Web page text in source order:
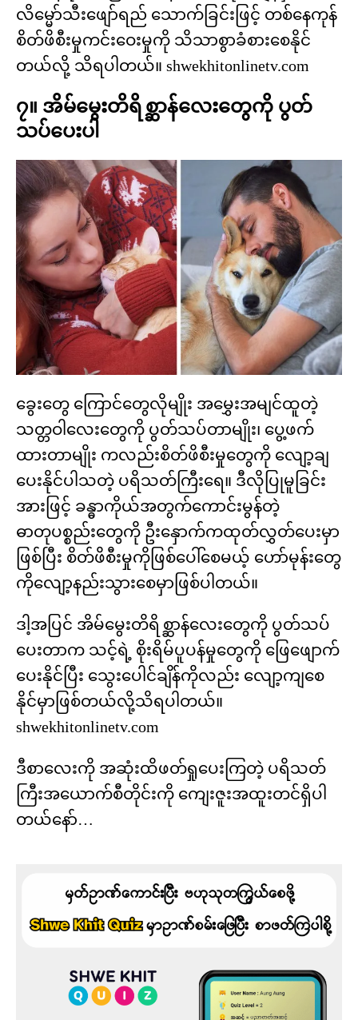
လိမ္မော်သီးဖျော်ရည် သောက်ခြင်းဖြင့် တစ်နေကုန်
စိတ်ဖိစီးမှုကင်းဝေးမှုကို သိသာစွာခံစားစေနိုင်
တယ်လို့ သိရပါတယ်။ shwekhitonlinetv.com
၇။ အိမ်မွေးတိရိစ္ဆာန်လေးတွေကို ပွတ်
သပ်ပေးပါ
ခွေးတွေ ကြောင်တွေလိုမျိုး အမွှေးအမျင်ထူတဲ့
သတ္တဝါလေးတွေကို ပွတ်သပ်တာမျိုး၊ ပွေ့ဖက်
ထားတာမျိုး ကလည်းစိတ်ဖိစီးမှုတွေကို လျော့ချ
ပေးနိုင်ပါသတဲ့ ပရိသတ်ကြီးရေ။ ဒီလိုပြုမူခြင်း
အားဖြင့် ခန္ဓာကိုယ်အတွက်ကောင်းမွန်တဲ့
ဓာတုပစ္စည်းတွေကို ဦးနှောက်ကထုတ်လွှတ်ပေးမှာ
ဖြစ်ပြီး စိတ်ဖိစီးမှုကိုဖြစ်ပေါ်စေမယ့် ဟော်မုန်းတွေ
ကိုလျော့နည်းသွားစေမှာဖြစ်ပါတယ်။
ဒါ့အပြင် အိမ်မွေးတိရိစ္ဆာန်လေးတွေကို ပွတ်သပ်
ပေးတာက သင့်ရဲ့ စိုးရိမ်ပူပန်မှုတွေကို ဖြေဖျောက်
ပေးနိုင်ပြီး သွေးပေါင်ချိန်ကိုလည်း လျော့ကျစေ
နိုင်မှာဖြစ်တယ်လို့သိရပါတယ်။
shwekhitonlinetv.com
ဒီစာလေးကို အဆုံးထိဖတ်ရှုပေးကြတဲ့ ပရိသတ်
ကြီးအယောက်စီတိုင်းကို ကျေးဇူးအထူးတင်ရှိပါ
တယ်နော်…